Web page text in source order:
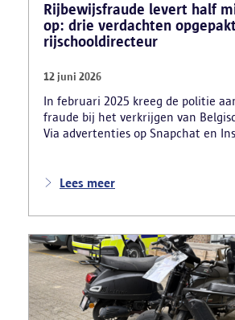
Rijbewijsfraude levert half
op: drie verdachten
rijschooldirecteur
12 juni 2026
In februari 2025 kreeg de politie
fraude bij het verkrijgen van
Via advertenties op Snapchat en
aan. Daarnaast maakten zij
effectief lessen te volgen en voor
bracht ook een rijschooldirecteur
examenfraude organiseerde,
bekwaamheidsattesten afleverde
opleiding en een vervalst
strafregister gebruikte.
Lees meer